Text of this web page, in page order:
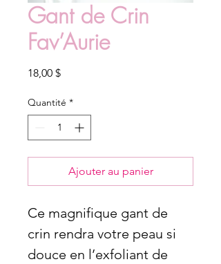
Gant de Crin
Fav’Aurie
18,00 $Prix
Quantité *
Ajouter au panier
Ce magnifique gant de
crin rendra votre peau si
douce en l’exfoliant de